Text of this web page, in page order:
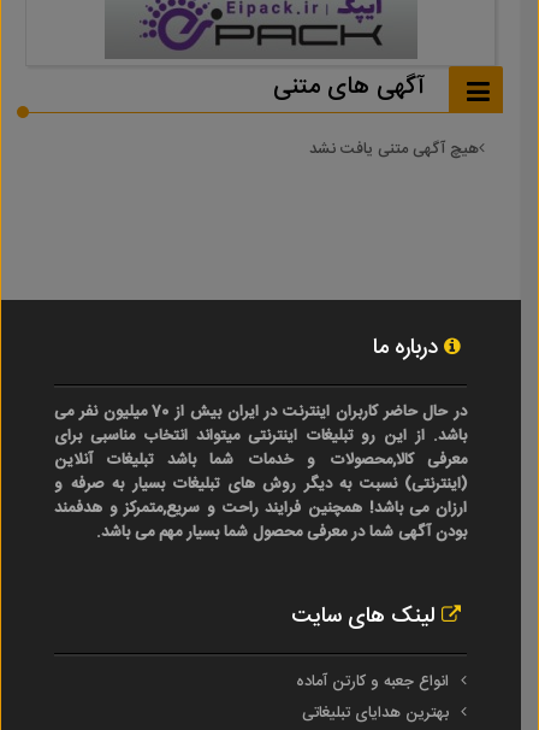
آگهی های متنی
هیچ آگهی متنی یافت نشد
درباره ما
در حال حاضر کاربران اینترنت در ایران بیش از 70 میلیون نفر می
باشد. از این رو تبلیغات اینترنتی میتواند انتخاب مناسبی برای
معرفی کالا,محصولات و خدمات شما باشد تبلیغات آنلاین
(اینترنتی) نسبت به دیگر روش های تبلیغات بسیار به صرفه و
ارزان می باشد! همچنین فرایند راحت و سریع,متمرکز و هدفمند
بودن آگهی شما در معرفی محصول شما بسیار مهم می باشد.
لینک های سایت
انواع جعبه و کارتن آماده
بهترین هدایای تبلیغاتی